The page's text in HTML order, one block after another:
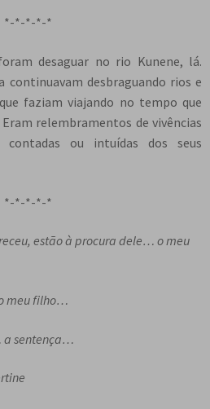
*-*-*-*-*
desaguar no rio Kunene, lá.
continuavam desbraguando rios e
faziam viajando no tempo que
relembramentos de vivências
contadas ou intuídas dos seus
*-*-*-*-*
estão à procura dele… o meu
meu filho…
a sentença…